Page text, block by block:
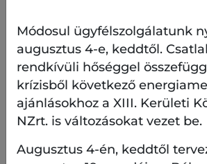
2023.11.07. 19:00 - 20:30
Helyszín:
Angyalföldi József Attila
Módosul ügyfélszolgálatunk
augusztus 4-e, keddtől.
rendkívüli hőséggel
krízisből következő
ajánlásokhoz a XIII. Kerületi
NZrt. is változásokat vezet be.
Augusztus 4-én, keddtől